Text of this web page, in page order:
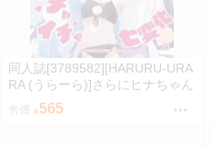
同人誌[3789582][HARURU-URA
RA (うらーら)]さらにヒナちゃん
とイチャイチャ七変化 (蔚藍檔
售價 565